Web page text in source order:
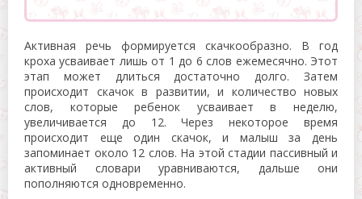
Активная речь формируется скачкообразно. В год
кроха усваивает лишь от 1 до 6 слов ежемесячно. Этот
этап может длиться достаточно долго. Затем
происходит скачок в развитии, и количество новых
слов, которые ребенок усваивает в неделю,
увеличивается до 12. Через некоторое время
происходит еще один скачок, и малыш за день
запоминает около 12 слов. На этой стадии пассивный и
активный словари уравниваются, дальше они
пополняются одновременно.